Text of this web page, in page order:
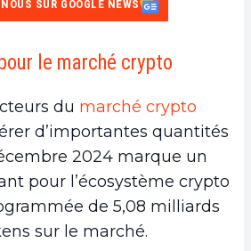
SUR GOOGLE NEWS
le marché crypto
du marché crypto
d’importantes quantités
2024 marque un
pour l’écosystème crypto
de 5,08 milliards
sur le marché.